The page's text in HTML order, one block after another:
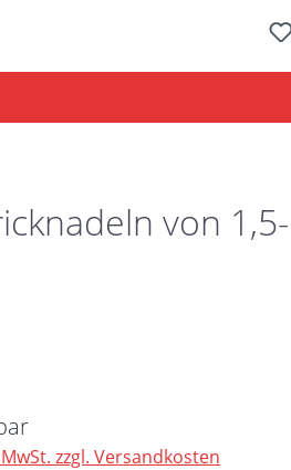
von 1,5-
zzgl. Versandkosten